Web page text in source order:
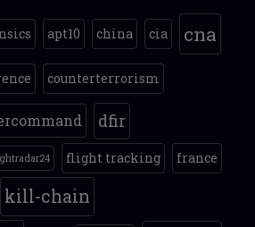
apt10 china cia
cna
counterterrorism
dfir
flight tracking france
kill-chain